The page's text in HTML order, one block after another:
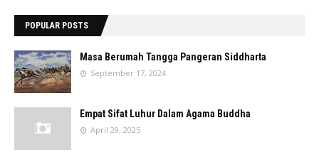
POPULAR POSTS
Masa Berumah Tangga Pangeran Siddharta
September 17, 2024
Empat Sifat Luhur Dalam Agama Buddha
April 29, 2025